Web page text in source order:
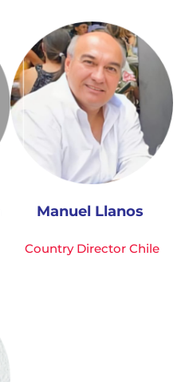
Manuel Llanos
Country Director Chile